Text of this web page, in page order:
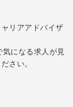
リアアドバイザ
になる求人が見
さい。